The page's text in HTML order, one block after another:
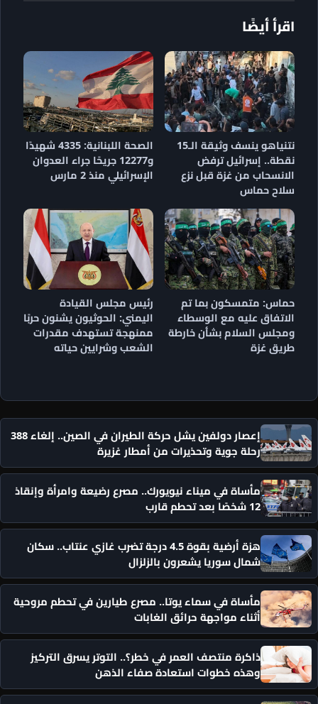
اقرأ أيضًا
نتنياهو ينسف وثيقة الـ15
نقطة.. إسرائيل ترفض
الانسحاب من غزة قبل نزع
سلاح حماس
الصحة اللبنانية: 4335 شهيدًا
و12277 جريحًا جراء العدوان
الإسرائيلي منذ 2 مارس
حماس: متمسكون بما تم
الاتفاق عليه مع الوسطاء
ومجلس السلام بشأن خارطة
طريق غزة
رئيس مجلس القيادة
اليمني: الحوثيون يشنون حربًا
ممنهجة تستهدف مقدرات
الشعب وشرايين حياته
إعصار دولفين يشل حركة الطيران في الصين.. إلغاء 388
رحلة جوية وتحذيرات من أمطار غزيرة
مأساة في ميناء نيويورك.. مصرع رضيعة وامرأة وإنقاذ
12 شخصًا بعد تحطم قارب
هزة أرضية بقوة 4.5 درجة تضرب غازي عنتاب.. سكان
شمال سوريا يشعرون بالزلزال
مأساة في سماء يوتا.. مصرع طيارين في تحطم مروحية
أثناء مواجهة حرائق الغابات
ذاكرة منتصف العمر في خطر؟.. التوتر يسرق التركيز
وهذه خطوات استعادة صفاء الذهن